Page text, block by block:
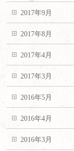
2017年9月
2017年8月
2017年4月
2017年3月
2016年5月
2016年4月
2016年3月